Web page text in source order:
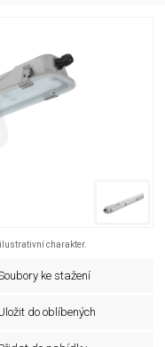
charakter.
ke stažení
do oblíbených